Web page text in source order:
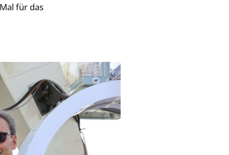
für das